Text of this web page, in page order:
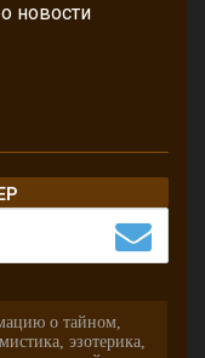
новости
о тайном,
эзотерика,